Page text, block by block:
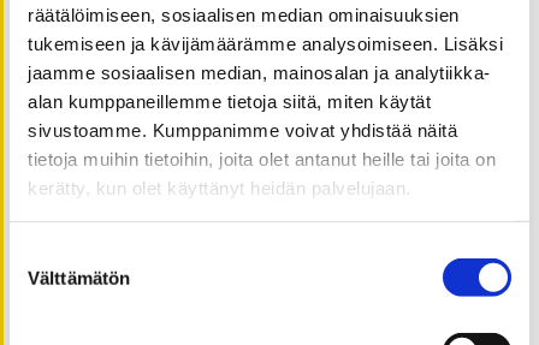
räätälöimiseen, sosiaalisen median ominaisuuksien
tukemiseen ja kävijämäärämme analysoimiseen. Lisäksi
jaamme sosiaalisen median, mainosalan ja analytiikka-
alan kumppaneillemme tietoja siitä, miten käytät
sivustoamme. Kumppanimme voivat yhdistää näitä
tietoja muihin tietoihin, joita olet antanut heille tai joita on
kerätty, kun olet käyttänyt heidän palvelujaan.
valinta
Välttämätön
Julkishallinnon innovaatioiden haasteet:
hierarkkisuudesta kohti verkostoitunutta toimintaa
17.06.2024
Helppokäyttöinen kansalaisen käyttöliittymä
saavutettavassa sähköisessä asioinnissa
15.06.2024
Löytyisikö kompleksisuustieteistä ratkaisuja
Elintarviketeollisuuden vastuullisuus ja lihavuus